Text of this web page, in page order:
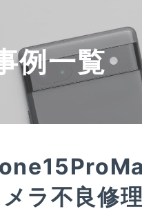
例一覧
ラ不良修理